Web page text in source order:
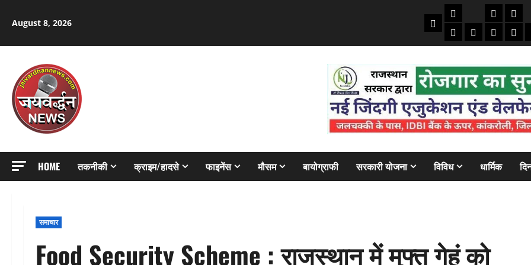
August 8, 2026 Home
तकनीकी
ऑटो
मोबाइल
क्राइम/
अजबबैंक
HOME तकनीकी क्राइम/हादसे फाइनेंस मौसम बायोग्राफी सरकारी योजना विविध धार्मिक
समाचार
Food Security Scheme : राजस्थान में मुफ्त गेहूं को